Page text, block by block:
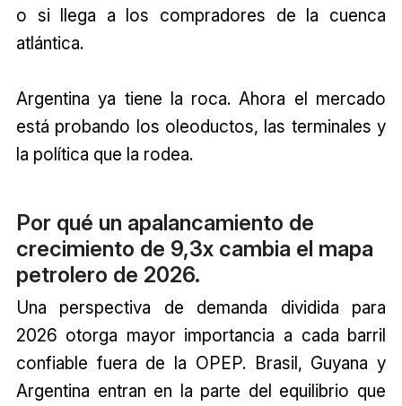
o si llega a los compradores de la cuenca
atlántica.
Argentina ya tiene la roca. Ahora el mercado
está probando los oleoductos, las terminales y
la política que la rodea.
Por qué un apalancamiento de
crecimiento de 9,3x cambia el mapa
petrolero de 2026.
Una perspectiva de demanda dividida para
2026 otorga mayor importancia a cada barril
confiable fuera de la OPEP. Brasil, Guyana y
Argentina entran en la parte del equilibrio que